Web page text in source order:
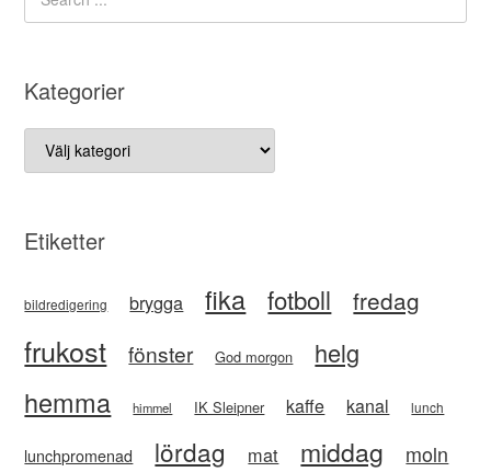
Kategorier
Kategorier
Etiketter
bildredigering brygga fika fotboll fredag
frukost fönster God morgon helg
hemma himmel IK Sleipner kaffe kanal lunch
lunchpromenad lördag mat middag moln